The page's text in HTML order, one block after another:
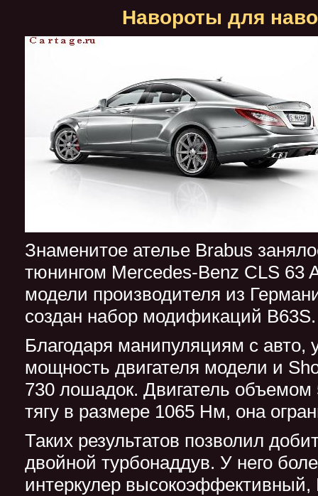
Навороты для
Знаменитое ателье Brabus
тюнингом Mercedes-Benz CLS 63
модели производителя из
создан набор модификаций B63S.
Благодаря манипуляциям с авто,
мощность двигателя модели и
730 лошадок. Двигатель объемом
тягу в размере 1065 Нм, она
Таких результатов позволил
двойной турбонаддув. У него
интеркулер высокоэффективный,